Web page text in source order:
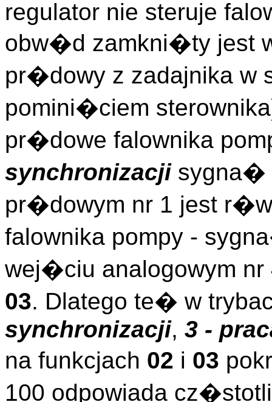
regulator nie steruje
obw�d zamkni�ty jest
pr�dowy z zadajnika w
pomini�ciem
pr�dowe falownika
synchronizacjisygna�
pr�dowym nr 1 jest
falownika pompy -
wej�ciu analogowym
03. Dlatego te� w
synchronizacji, 3 -
na funkcjach 02 i 03
100 odpowiada